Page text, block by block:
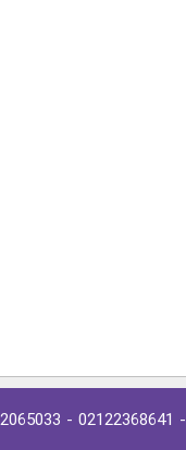
- 02122368641
- 02122065033